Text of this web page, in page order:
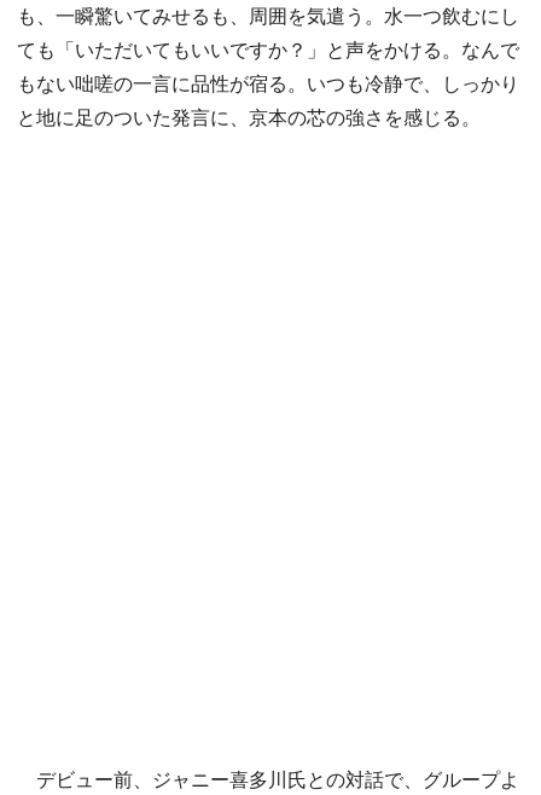
も、一瞬驚いてみせるも、周囲を気遣う。水一つ飲むにし
ても「いただいてもいいですか？」と声をかける。なんで
もない咄嗟の一言に品性が宿る。いつも冷静で、しっかり
と地に足のついた発言に、京本の芯の強さを感じる。
デビュー前、ジャニー喜多川氏との対話で、グループよ